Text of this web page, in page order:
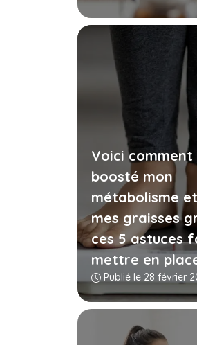
Voici comment
boosté mon
métabolisme
mes graisses
ces 5 astuces
mettre en
Publié le 28 février